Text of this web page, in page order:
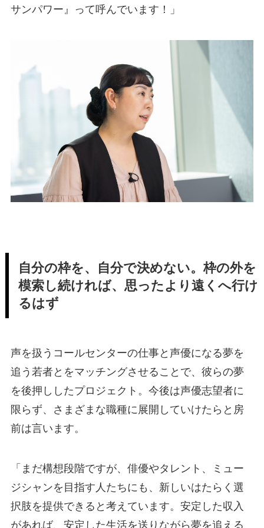
サンパワー』って呼んでいます！」
自分の枠を、自分で決めない。枠の外を
模索し続ければ、思ったより遠くへ行け
るはず
声を扱うコールセンターの仕事と声優になる夢を
追う若者とをマッチングさせることで、彼らの夢
を後押ししたプロジェクト。今後は声優志望者に
限らず、さまざまな職種に展開していけたらと房
前は言います。
「まだ構想段階ですが、俳優やタレント、ミュー
ジシャンを目指す人たちにも、新しいはたらく選
択肢を提供できると考えています。安定した収入
があれば、安定した生活を送りながら夢を追える